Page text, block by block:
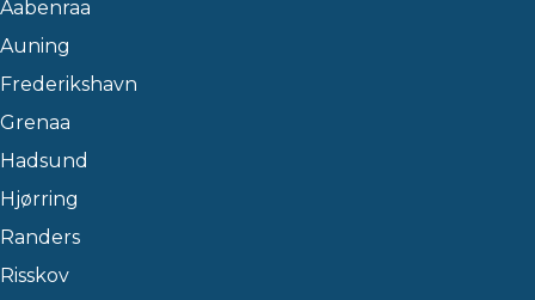
Aabenraa
Auning
Frederikshavn
Grenaa
Hadsund
Hjørring
Randers
Risskov